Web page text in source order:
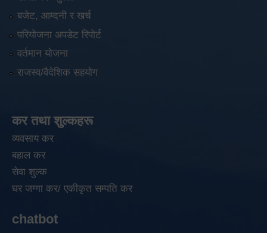
बजेट, आम्दनी र खर्च
परियोजना अपडेट रिपोर्ट
वर्तमान योजना
राजस्व/वैदेशिक सहयोग
कर तथा शुल्कहरू
व्यवसाय कर
बहाल कर
सेवा शुल्क
घर जग्गा कर/ एकीकृत सम्पति कर
chatbot